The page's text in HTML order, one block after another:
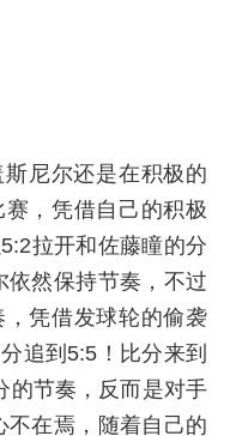
尼尔还是在积极的
，凭借自己的积极
拉开和佐藤瞳的分
依然保持节奏，不过
凭借发球轮的偷袭
追到5:5！比分来到
的节奏，反而是对手
不在焉，随着自己的